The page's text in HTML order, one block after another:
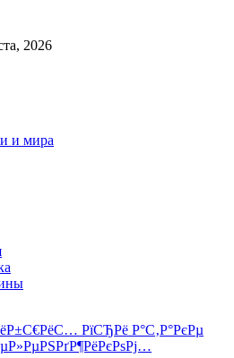
2026
и мира
РїСЂРё Р°С‚Р°РєРµ